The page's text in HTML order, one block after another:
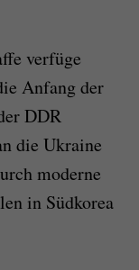
verfüge
Anfang der
DDR
die Ukraine
moderne
in Südkorea